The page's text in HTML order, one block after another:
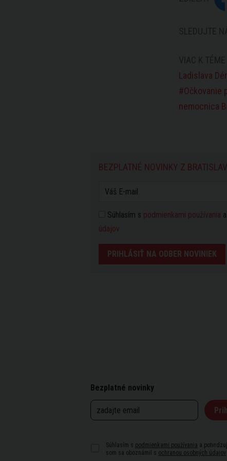
Ladislava
Očkovanie
nemocnica
BEZPLATNÉ NOVINKY Z
Súhlasím s podmienkami používania
údajov
PRIHLÁSIŤ NA ODBER NOVINIEK
Bezplatné novinky
Súhlasím s podmienkami používania a
som sa oboznámil s ochranou osobných údajov